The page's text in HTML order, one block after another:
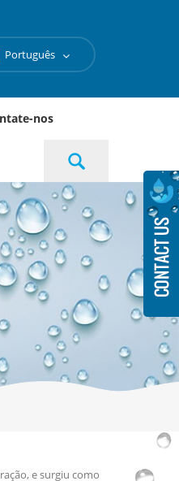
Português
nos
e surgiu como